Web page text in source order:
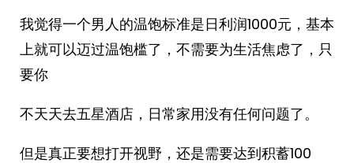
我觉得一个男人的温饱标准是日利润1000元，基本
上就可以迈过温饱槛了，不需要为生活焦虑了，只
要你
不天天去五星酒店，日常家用没有任何问题了。
但是真正要想打开视野，还是需要达到积蓄100